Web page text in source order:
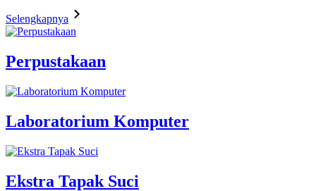
Selengkapnya
Perpustakaan
Laboratorium Komputer
Ekstra Tapak Suci